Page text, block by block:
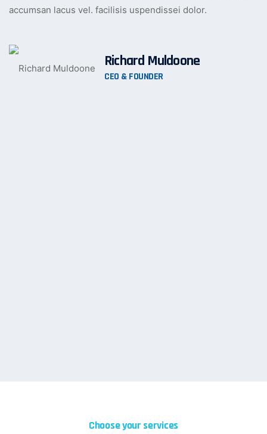
accumsan lacus vel. facilisis uspendissei dolor.
Richard Muldoone
CEO & FOUNDER
Choose your services